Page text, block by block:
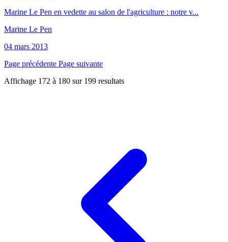
Marine Le Pen en vedette au salon de l'agriculture : notre v...
Marine Le Pen
04 mars 2013
Page précédente Page suivante
Affichage 172 à 180 sur 199 resultats